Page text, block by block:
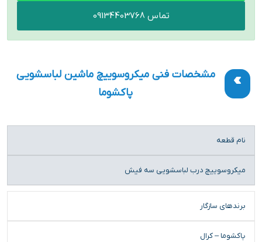
تماس 09134403768
مشخصات فنی میکروسوییچ ماشین لباسشویی
پاکشوما
ویژگی
محصول
نام قطعه
میکروسوییچ درب لباسشویی سه فیش
برندهای سازگار
پاکشوما – کرال